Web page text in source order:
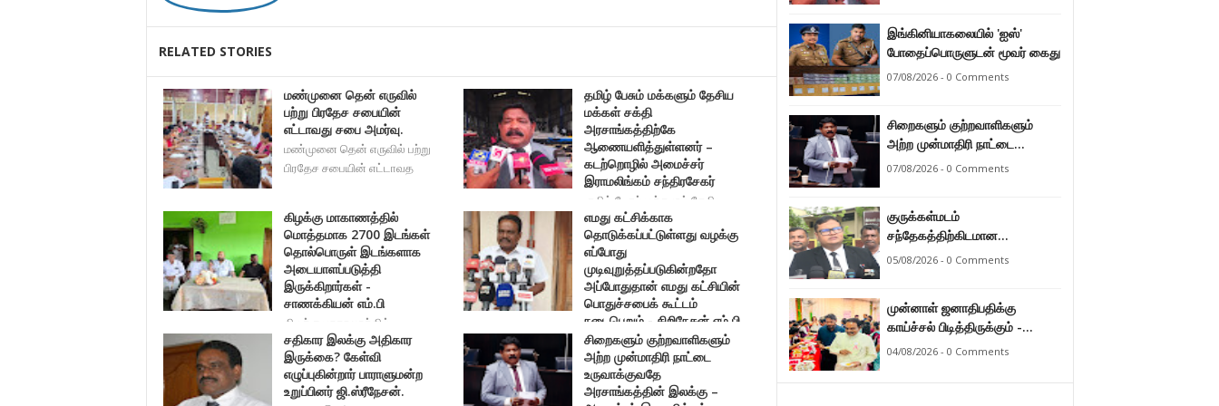
RELATED STORIES
மண்முனை தென் எருவில்
பற்று பிரதேச சபையின்
எட்டாவது சபை அமர்வு.
மண்முனை தென் எருவில் பற்று
பிரதேச சபையின் எட்டாவத
தமிழ் பேசும் மக்களும் தேசிய
மக்கள் சக்தி
அரசாங்கத்திற்கே
ஆணையளித்துள்ளனர் –
கடற்றொழில் அமைச்சர்
இராமலிங்கம் சந்திரசேகர்
தமிழ் பேசும் மக்களும் தேசிய
மக்கள் சக்தி அர
கிழக்கு மாகாணத்தில்
மொத்தமாக 2700 இடங்கள்
தொல்பொருள் இடங்களாக
அடையாளப்படுத்தி
இருக்கிறார்கள் -
சாணக்கியன் எம்.பி
கிழக்கு மாகாணத்தில்
மொத்தமாக 2700 இடங்கள் தொல்பொர
எமது கட்சிக்காக
தொடுக்கப்பட்டுள்ளது வழக்கு
எப்போது
முடிவுறுத்தப்படுகின்றதோ
அப்போதுதான் எமது கட்சியின்
பொதுச்சபைக் கூட்டம்
நடைபெறும் - சிறிநேசன் எம்.பி.
எமது கட்சிக்காக தொடுக்கப்பட்டுள்ளது வழக்கு எப்போத
சதிகார இலக்கு அதிகார
இருக்கை? கேள்வி
எழுப்புகின்றார் பாராளுமன்ற
உறுப்பினர் ஜி.ஸ்ரீநேசன்.
சிறைகளும் குற்றவாளிகளும்
அற்ற முன்மாதிரி நாட்டை
உருவாக்குவதே
அரசாங்கத்தின் இலக்கு –
இங்கினியாகலையில் 'ஐஸ்'
போதைப்பொருளுடன் மூவர் கைது
07/08/2026 - 0 Comments
சிறைகளும் குற்றவாளிகளும்
அற்ற முன்மாதிரி நாட்டை
உருவாக்குவதே அரசாங்கத்தின்
07/08/2026 - 0 Comments
குருக்கள்மடம்
சந்தேகத்திற்கிடமான
மனிதப்புதைகுழி தொடர்பான
தவணையிடப்பட்டுள்ளது.
05/08/2026 - 0 Comments
முன்னாள் ஜனாதிபதிக்கு
காய்ச்சல் பிடித்திருக்கும் -
பாராளுமன்ற உறுப்பினர் ஸ்ரீநேசன்
04/08/2026 - 0 Comments